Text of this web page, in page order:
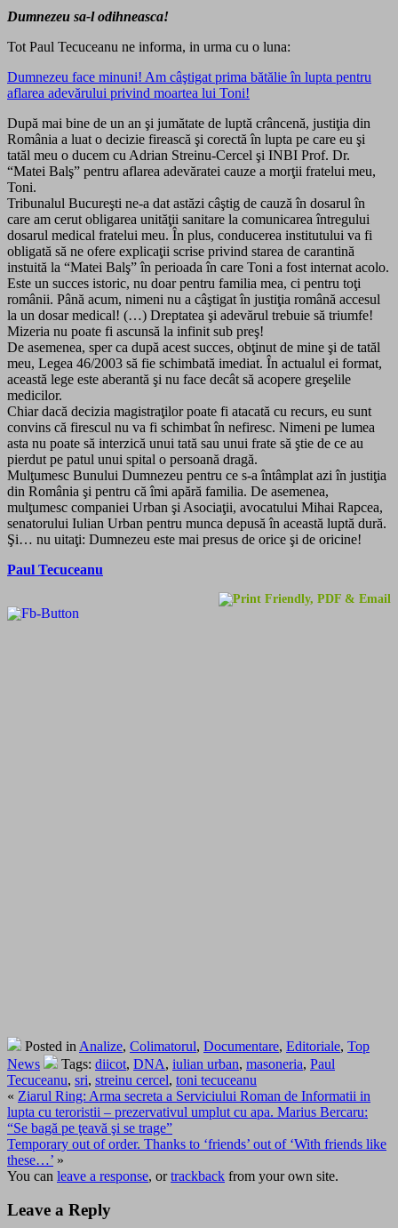
Dumnezeu sa-l odihneasca!
Tot Paul Tecuceanu ne informa, in urma cu o luna:
Dumnezeu face minuni! Am câştigat prima bătălie în lupta pentru
aflarea adevărului privind moartea lui Toni!
După mai bine de un an şi jumătate de luptă crâncenă, justiţia din
România a luat o decizie firească şi corectă în lupta pe care eu şi
tatăl meu o ducem cu Adrian Streinu-Cercel şi INBI Prof. Dr.
“Matei Balş” pentru aflarea adevăratei cauze a morţii fratelui meu,
Toni.
Tribunalul Bucureşti ne-a dat astăzi câştig de cauză în dosarul în
care am cerut obligarea unităţii sanitare la comunicarea întregului
dosarul medical fratelui meu. În plus, conducerea institutului va fi
obligată să ne ofere explicaţii scrise privind starea de carantină
instuită la “Matei Balş” în perioada în care Toni a fost internat acolo.
Este un succes istoric, nu doar pentru familia mea, ci pentru toţi
românii. Până acum, nimeni nu a câştigat în justiţia română accesul
la un dosar medical! (…) Dreptatea şi adevărul trebuie să triumfe!
Mizeria nu poate fi ascunsă la infinit sub preş!
De asemenea, sper ca după acest succes, obţinut de mine şi de tatăl
meu, Legea 46/2003 să fie schimbată imediat. În actualul ei format,
această lege este aberantă şi nu face decât să acopere greşelile
medicilor.
Chiar dacă decizia magistraţilor poate fi atacată cu recurs, eu sunt
convins că firescul nu va fi schimbat în nefiresc. Nimeni pe lumea
asta nu poate să interzică unui tată sau unui frate să ştie de ce au
pierdut pe patul unui spital o persoană dragă.
Mulţumesc Bunului Dumnezeu pentru ce s-a întâmplat azi în justiţia
din România şi pentru că îmi apără familia. De asemenea,
mulţumesc companiei Urban şi Asociaţii, avocatului Mihai Rapcea,
senatorului Iulian Urban pentru munca depusă în această luptă dură.
Şi… nu uitaţi: Dumnezeu este mai presus de orice şi de oricine!
Paul Tecuceanu
Posted in Analize, Colimatorul, Documentare, Editoriale, Top
News
Tags: diicot, DNA, iulian urban, masoneria, Paul
Tecuceanu, sri, streinu cercel, toni tecuceanu
« Ziarul Ring: Arma secreta a Serviciului Roman de Informatii in
lupta cu teroristii – prezervativul umplut cu apa. Marius Bercaru:
“Se bagă pe ţeavă şi se trage”
Temporary out of order. Thanks to ‘friends’ out of ‘With friends like
these…’ »
You can leave a response, ortrackback from your own site.
Leave a Reply